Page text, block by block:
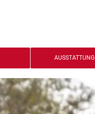
AUSSTATTUNG